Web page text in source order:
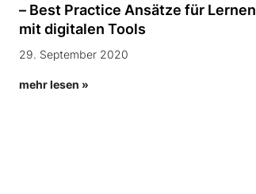
– Best Practice Ansätze für Lernen
mit digitalen Tools
29. September 2020
mehr lesen »